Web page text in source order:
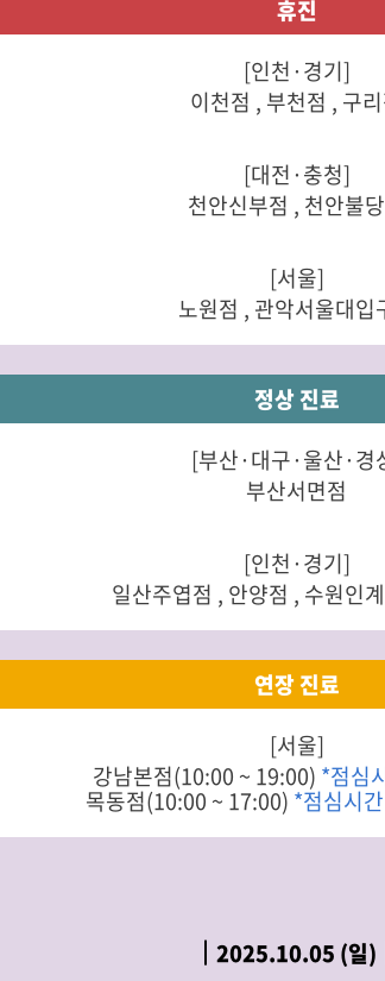
휴진
[인천·경기]
이천점 , 부천점 , 구
[대전·충청]
천안신부점 , 천안불
[서울]
노원점 , 관악서울대입
정상 진료
[부산·대구·울산·경
부산서면점
[인천·경기]
일산주엽점 , 안양점 , 수원인
연장 진료
[서울]
강남본점(10:00 ~ 19:00) *점심
목동점(10:00 ~ 17:00) *점심시
2025.10.05 (일)